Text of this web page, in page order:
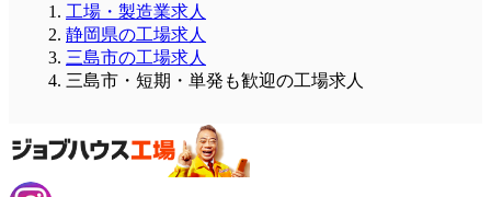
工場・製造業求人
静岡県の工場求人
三島市の工場求人
三島市・短期・単発も歓迎の工場求人